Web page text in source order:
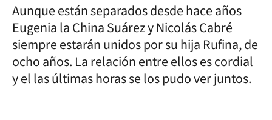
Aunque están separados desde hace años
Eugenia la China Suárez y Nicolás Cabré
siempre estarán unidos por su hija Rufina, de
ocho años. La relación entre ellos es cordial
y el las últimas horas se los pudo ver juntos.